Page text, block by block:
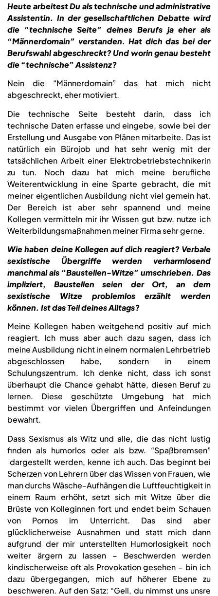
Heute arbeitest Du als technische und administrative
Assistentin. In der gesellschaftlichen Debatte wird
die “technische Seite” deines Berufs ja eher als
“Männerdomain” verstanden. Hat dich das bei der
Berufswahl abgeschreckt? Und worin genau besteht
die “technische” Assistenz?
Nein die “Männerdomain” das hat mich nicht
abgeschreckt, eher motiviert.
Die technische Seite besteht darin, dass ich
technische Daten erfasse und eingebe, sowie bei der
Erstellung und Ausgabe von Plänen mitarbeite. Das ist
natürlich ein Bürojob und hat sehr wenig mit der
tatsächlichen Arbeit einer Elektrobetriebstechnikerin
zu tun. Noch dazu hat mich meine berufliche
Weiterentwicklung in eine Sparte gebracht, die mit
meiner eigentlichen Ausbildung nicht viel gemein hat.
Der Bereich ist aber sehr spannend und meine
Kollegen vermitteln mir ihr Wissen gut bzw. nutze ich
Weiterbildungsmaßnahmen meiner Firma sehr gerne.
Wie haben deine Kollegen auf dich reagiert? Verbale
sexistische Übergriffe werden verharmlosend
manchmal als “Baustellen-Witze” umschrieben. Das
impliziert, Baustellen seien der Ort, an dem
sexistische Witze problemlos erzählt werden
können. Ist das Teil deines Alltags?
Meine Kollegen haben weitgehend positiv auf mich
reagiert. Ich muss aber auch dazu sagen, dass ich
meine Ausbildung nicht in einem normalen Lehrbetrieb
abgeschlossen habe, sondern in einem
Schulungszentrum. Ich denke nicht, dass ich sonst
überhaupt die Chance gehabt hätte, diesen Beruf zu
lernen. Diese geschützte Umgebung hat mich
bestimmt vor vielen Übergriffen und Anfeindungen
bewahrt.
Dass Sexismus als Witz und alle, die das nicht lustig
finden als humorlos oder als bzw. “Spaßbremsen”
dargestellt werden, kenne ich auch. Das beginnt bei
Scherzen von Lehrern über das Wissen von Frauen, wie
man durchs Wäsche-Aufhängen die Luftfeuchtigkeit in
einem Raum erhöht, setzt sich mit Witze über die
Brüste von Kolleginnen fort und endet beim Schauen
von Pornos im Unterricht. Das sind aber
glücklicherweise Ausnahmen und statt mich dann
aufgrund der mir unterstellten Humorlosigkeit noch
weiter ärgern zu lassen – Beschwerden werden
kindischerweise oft als Provokation gesehen – bin ich
dazu übergegangen, mich auf höherer Ebene zu
beschweren. Auf den Satz: “Gell, du nimmst uns unsre